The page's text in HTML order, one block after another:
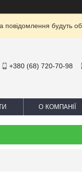
будуть
+380 (68) 720-70-98
О КОМПАНІЇ